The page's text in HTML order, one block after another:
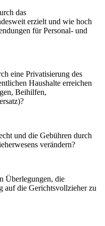
das
erzielt und wie hoch
für Personal- und
eine Privatisierung des
Haushalte erreichen
Beihilfen,
und die Gebühren durch
verändern?
Überlegungen, die
auf die Gerichtsvollzieher zu